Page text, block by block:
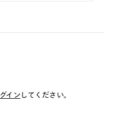
師にご相談下さい。
セット商品です。プレートの
ーディングプレートを併用し
の為、透明なレンズのみ選択
イン してください。